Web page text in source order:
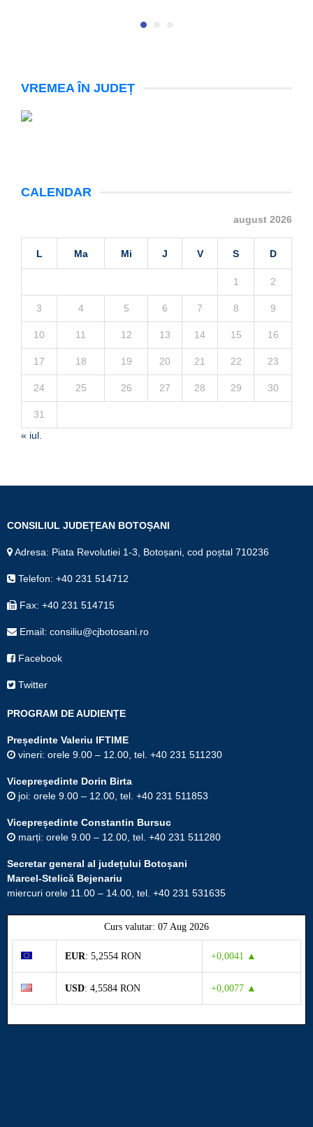
VREMEA ÎN JUDEȚ
CALENDAR
august 2026
L Ma Mi J V S D
1 2
3 4 5 6 7 8 9
10 11 12 13 14 15 16
17 18 19 20 21 22 23
24 25 26 27 28 29 30
31
« iul.
CONSILIUL JUDEȚEAN BOTOȘANI
Adresa: Piata Revolutiei 1-3, Botoșani, cod poștal 710236
Telefon: +40 231 514712
Fax: +40 231 514715
Email: consiliu@cjbotosani.ro
Facebook
Twitter
PROGRAM DE AUDIENȚE
Președinte Valeriu IFTIME
vineri: orele 9.00 – 12.00, tel. +40 231 511230
Vicepreşedinte Dorin Birta
joi: orele 9.00 – 12.00, tel. +40 231 511853
Vicepreședinte Constantin Bursuc
marți: orele 9.00 – 12.00, tel. +40 231 511280
Secretar general al județului Botoșani
Marcel-Stelică Bejenariu
miercuri orele 11.00 – 14.00, tel. +40 231 531635
Curs valutar: 07 Aug 2026
EUR: 5,2554 RON +0,0041 ▲
USD: 4,5584 RON +0,0077 ▲